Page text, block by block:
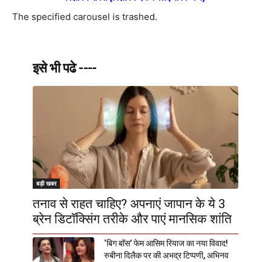
The specified carousel is trashed.
इसे भी पढे ----
बड़ी खबर
तनाव से राहत चाहिए? अपनाएं जापान के ये 3
ब्रेन डिटॉक्सिंग तरीके और पाएं मानसिक शांति
‘बिग बॉस’ फेम आसिम रियाज का नया विवाद!
रुबीना दिलैक पर की अभद्र टिप्पणी, अभिनव